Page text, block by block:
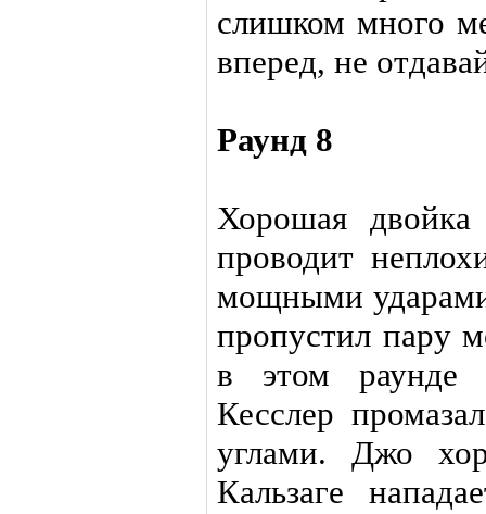
слишком много
вперед, не
Раунд 8
Хорошая
проводит
мощными
пропустил пару
в этом раунде
Кесслер
углами. Джо
Кальзаге